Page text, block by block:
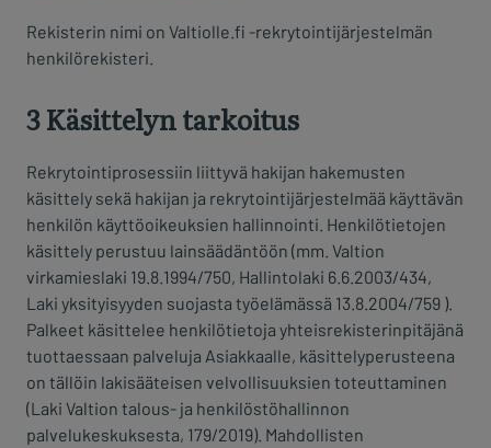
Rekisterin nimi on Valtiolle.fi -rekrytointijärjestelmän
henkilörekisteri.
3 Käsittelyn tarkoitus
Rekrytointiprosessiin liittyvä hakijan hakemusten
käsittely sekä hakijan ja rekrytointijärjestelmää käyttävän
henkilön käyttöoikeuksien hallinnointi. Henkilötietojen
käsittely perustuu lainsäädäntöön (mm. Valtion
virkamieslaki 19.8.1994/750, Hallintolaki 6.6.2003/434,
Laki yksityisyyden suojasta työelämässä 13.8.2004/759 ).
Palkeet käsittelee henkilötietoja yhteisrekisterinpitäjänä
tuottaessaan palveluja Asiakkaalle, käsittelyperusteena
on tällöin lakisääteisen velvollisuuksien toteuttaminen
(Laki Valtion talous- ja henkilöstöhallinnon
palvelukeskuksesta, 179/2019). Mahdollisten